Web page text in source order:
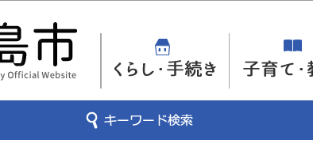
このページの本文